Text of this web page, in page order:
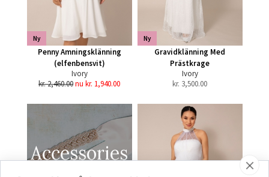
Ny
Penny Amningsklänning
(elfenbensvit)
Ivory
kr. 2,460.00nu kr. 1,940.00
Ny
Gravidklänning Med
Prästkrage
Ivory
kr. 3,500.00
Accessories